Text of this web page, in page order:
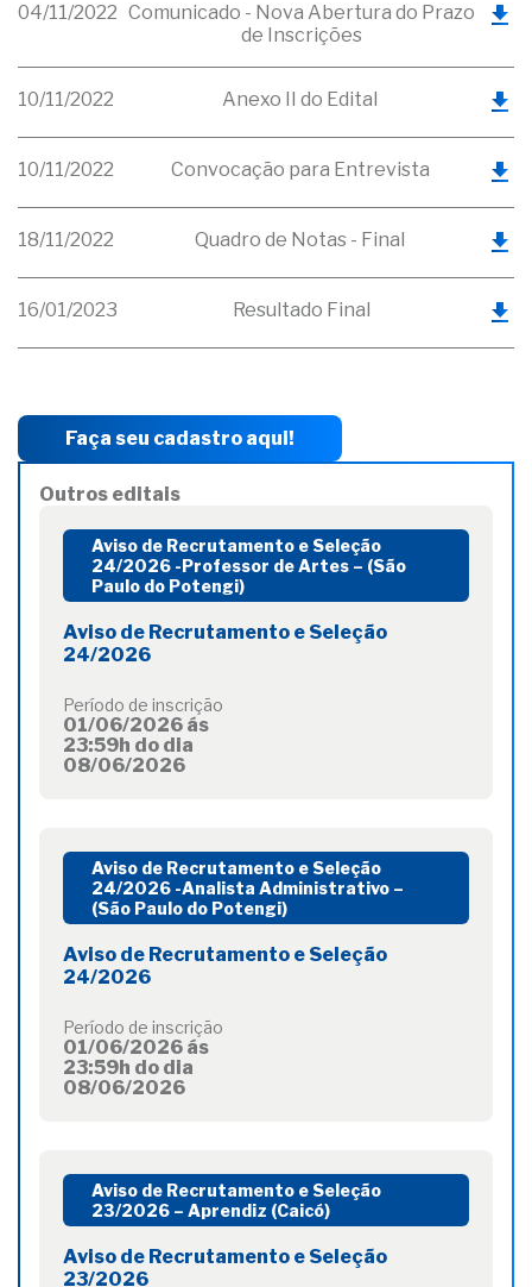
04/11/2022 Comunicado - Nova Abertura do Prazo
de Inscrições
10/11/2022 Anexo II do Edital
10/11/2022 Convocação para Entrevista
18/11/2022 Quadro de Notas - Final
16/01/2023 Resultado Final
Faça seu cadastro aqui!
Outros editais
Aviso de Recrutamento e Seleção
24/2026 -Professor de Artes – (São
Paulo do Potengi)
Aviso de Recrutamento e Seleção
24/2026
Período de inscrição
01/06/2026 ás
23:59h do dia
08/06/2026
Aviso de Recrutamento e Seleção
24/2026 -Analista Administrativo –
(São Paulo do Potengi)
Aviso de Recrutamento e Seleção
24/2026
Período de inscrição
01/06/2026 ás
23:59h do dia
08/06/2026
Aviso de Recrutamento e Seleção
23/2026 – Aprendiz (Caicó)
Aviso de Recrutamento e Seleção
23/2026